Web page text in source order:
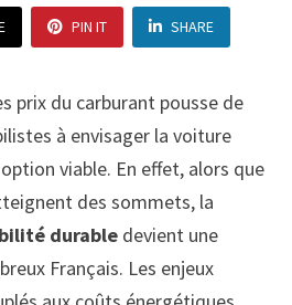
PIN IT SHARE
prix du carburant pousse de
à envisager la voiture
viable. En effet, alors que
des sommets, la
durabledevient une
Français. Les enjeux